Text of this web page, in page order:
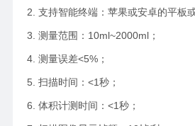
2. 支持智能终端：苹果或安卓的平板
3. 测量范围：10ml~2000ml；
4. 测量误差<5%；
5. 扫描时间：<1秒；
6. 体积计测时间：<1秒；